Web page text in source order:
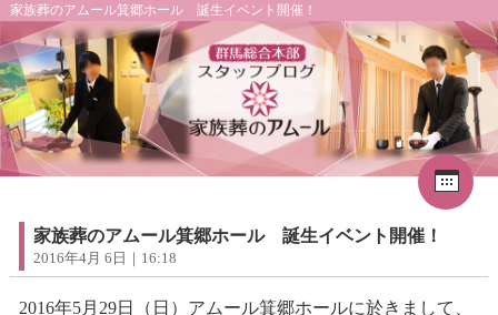
家族葬のアムール箕郷ホール 誕生イベント開催！
1
2
3 4 5 6 7
9
10 11
16
17 18 19 20 21
22
23
24 25 26 28
29
家族葬のアムール箕郷ホール 誕生イベント開催！
2016年4月 6日｜16:18
2016年5月29日（日）アムール箕郷ホールに於きまして、